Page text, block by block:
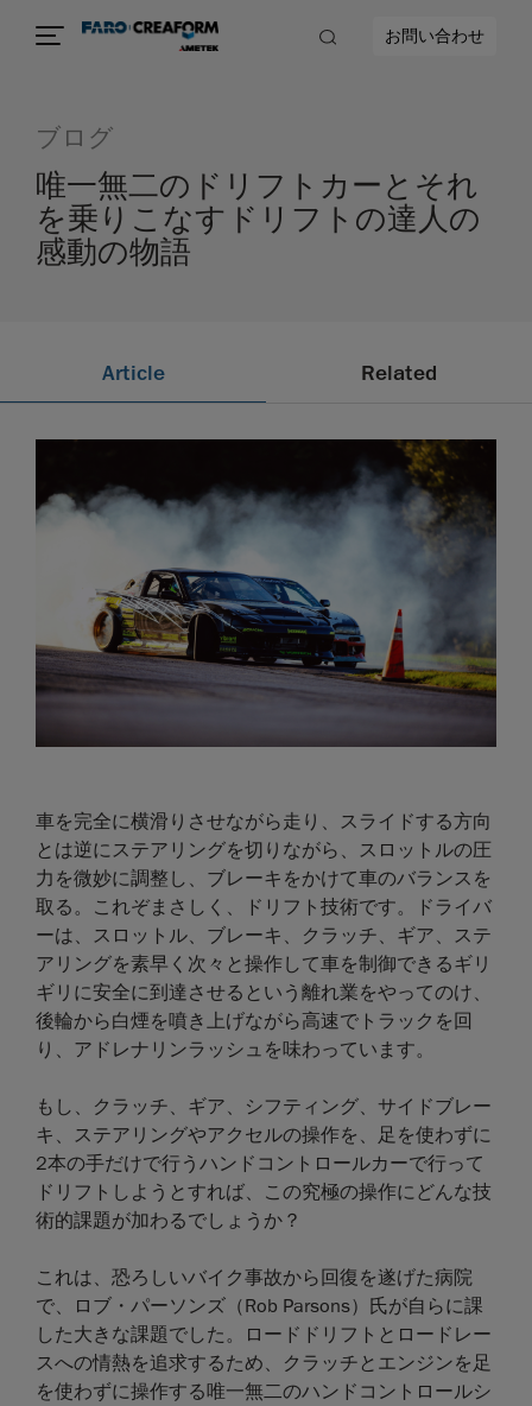
お問い合わせ
ブログ
唯一無二のドリフトカーとそれ
を乗りこなすドリフトの達人の
感動の物語
Article Related
車を完全に横滑りさせながら走り、スライドする方向
とは逆にステアリングを切りながら、スロットルの圧
力を微妙に調整し、ブレーキをかけて車のバランスを
取る。これぞまさしく、ドリフト技術です。ドライバ
ーは、スロットル、ブレーキ、クラッチ、ギア、ステ
アリングを素早く次々と操作して車を制御できるギリ
ギリに安全に到達させるという離れ業をやってのけ、
後輪から白煙を噴き上げながら高速でトラックを回
り、アドレナリンラッシュを味わっています。
もし、クラッチ、ギア、シフティング、サイドブレー
キ、ステアリングやアクセルの操作を、足を使わずに
2本の手だけで行うハンドコントロールカーで行って
ドリフトしようとすれば、この究極の操作にどんな技
術的課題が加わるでしょうか？
これは、恐ろしいバイク事故から回復を遂げた病院
で、ロブ・パーソンズ（Rob Parsons）氏が自らに課
した大きな課題でした。ロードドリフトとロードレー
スへの情熱を追求するため、クラッチとエンジンを足
を使わずに操作する唯一無二のハンドコントロールシ